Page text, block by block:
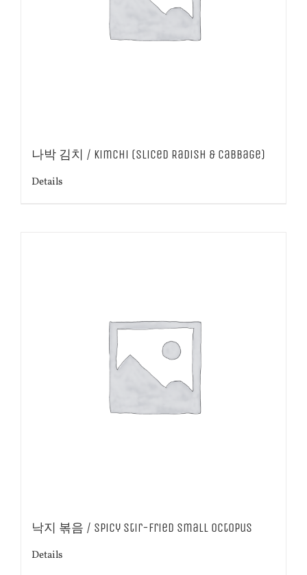
나박 김치 / Kimchi (Sliced Radish & Cabbage)
Details
낙지 볶음 / Spicy stir-fried small octopus
Details